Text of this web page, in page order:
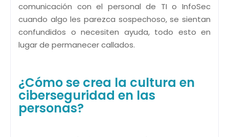
comunicación con el personal de TI o InfoSec
cuando algo les parezca sospechoso, se sientan
confundidos o necesiten ayuda, todo esto en
lugar de permanecer callados.
¿Cómo se crea la cultura en
ciberseguridad en las
personas?